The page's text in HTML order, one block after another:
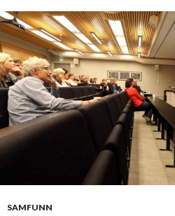
SAMFUNN